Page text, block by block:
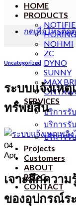
HOME
PRODUCTS
HORING
NOHMI
ZC
DYNO
SUNNY
MAX
SERVICES
บริการรั
บริการรั
บริการรั
Projects
Customers
ABOUT
BLOG
CONTACT
กดเพื่อโทรติดต่
Uncategorized
ระบบแจ้งเห
ทรัพย์สิน
04
Apr
เจาะลึกควา
ของอุปกรณ์ร